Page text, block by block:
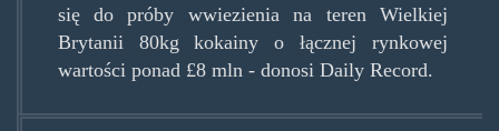
się do próby wwiezienia na teren Wielkiej
Brytanii 80kg kokainy o łącznej rynkowej
wartości ponad £8 mln - donosi Daily Record.